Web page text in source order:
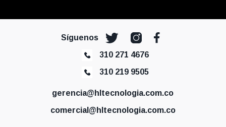
Síguenos
310 271 4676
310 219 9505
gerencia@hltecnologia.com.co
comercial@hltecnologia.com.co